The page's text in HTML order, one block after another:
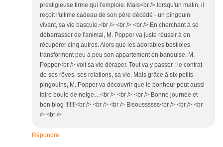
prestigieuse firme qui l'emploie. Mais<br /> lorsqu'un matin, il
reçoit l'ultime cadeau de son père décédé - un pingouin
vivant, sa vie bascule.<br /> <br /> <br /> En cherchant à se
débarrasser de l'animal, M. Popper va juste réussir à en
récupérer cinq autres. Alors que les adorables bestioles
transforment peu à peu son appartement en banquise, M.
Popper<br /> voit sa vie déraper. Tout va y passer : le contrat
de ses rêves, ses relations, sa vie. Mais grâce à six petits
pingouins, M. Popper va découvrir que le bonheur peut aussi
faire boule de neige…<br /> <br /> <br /> Bonne journée et
bon blog !!!!!!!<br /> <br /> <br /> Bisoussssss<br /> <br /> <br
/> <br />
Répondre